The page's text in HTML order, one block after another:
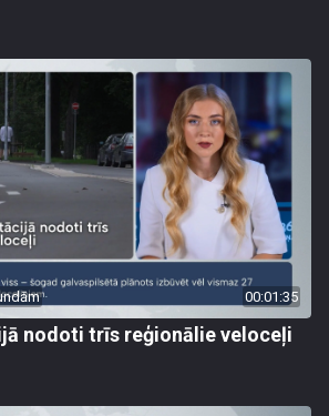
00:01:35
nodoti trīs reģionālie veloceļi